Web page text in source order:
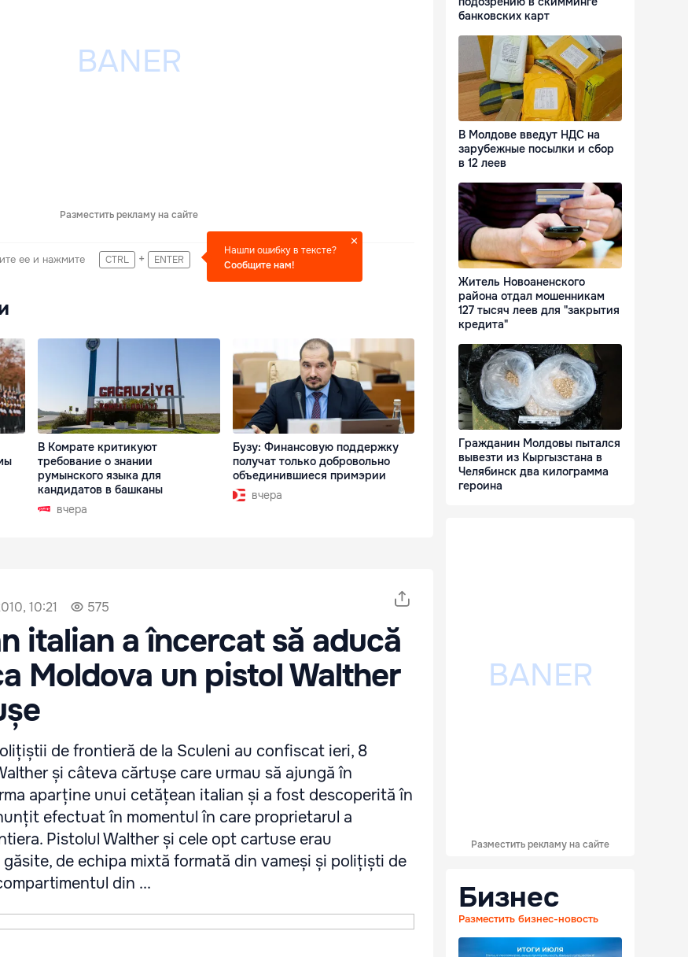
Разместить рекламу на сайте
ее и нажмите CTRL + ENTER
Нашли ошибку в тексте?
Сообщите нам!
В Комрате критикуют
требование о знании
румынского языка для
кандидатов в башканы
вчера
Бузу: Финансовую поддержку
получат только добровольно
объединившиеся примэрии
вчера
10:21 575
italian a încercat să aducă
Moldova un pistol Walther
de frontieră de la Sculeni au confiscat ieri, 8
și câteva cărtușe care urmau să ajungă în
aparține unui cetățean italian și a fost descoperită în
efectuat în momentul în care proprietarul a
Pistolul Walther și cele opt cartuse erau
de echipa mixtă formată din vameși și polițiști de
din ...
банковских карт
В Молдове введут НДС на
зарубежные посылки и сбор
в 12 леев
Житель Новоаненского
района отдал мошенникам
127 тысяч леев для "закрытия
кредита"
Гражданин Молдовы пытался
вывезти из Кыргызстана в
Челябинск два килограмма
героина
Разместить рекламу на сайте
Бизнес
Разместить бизнес-новость